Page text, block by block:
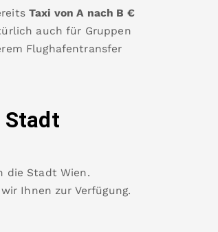
Taxi von A nach B €
auch für Gruppen
Flughafentransfer
Stadt
die Stadt Wien.
Ihnen zur Verfügung.